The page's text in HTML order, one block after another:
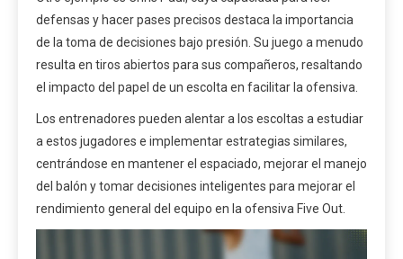
defensas y hacer pases precisos destaca la importancia
de la toma de decisiones bajo presión. Su juego a menudo
resulta en tiros abiertos para sus compañeros, resaltando
el impacto del papel de un escolta en facilitar la ofensiva.
Los entrenadores pueden alentar a los escoltas a estudiar
a estos jugadores e implementar estrategias similares,
centrándose en mantener el espaciado, mejorar el manejo
del balón y tomar decisiones inteligentes para mejorar el
rendimiento general del equipo en la ofensiva Five Out.